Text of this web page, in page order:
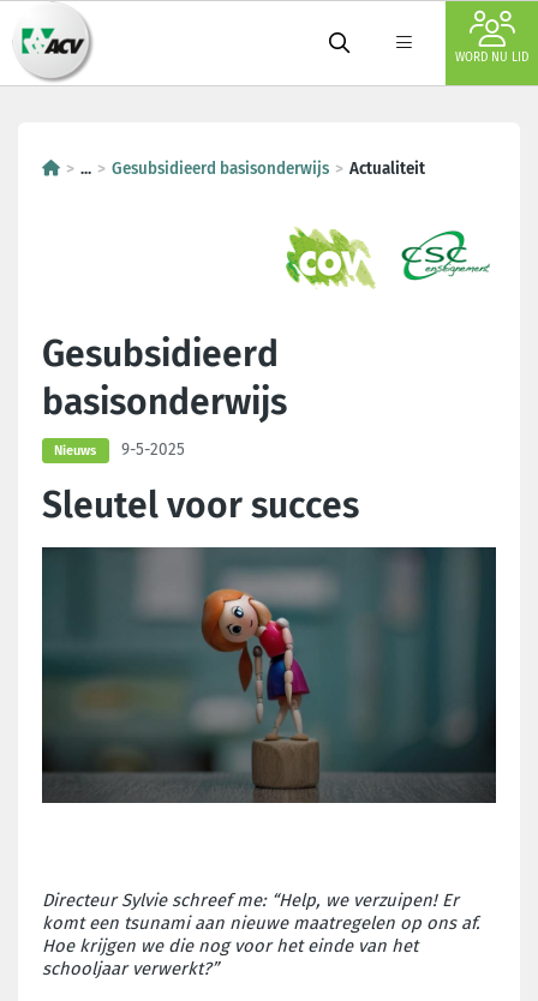
WORD NU LID
... Gesubsidieerd basisonderwijs Actualiteit
Gesubsidieerd
basisonderwijs
Nieuws 9-5-2025
Sleutel voor succes
Directeur Sylvie schreef me: “Help, we verzuipen! Er
komt een tsunami aan nieuwe maatregelen op ons af.
Hoe krijgen we die nog voor het einde van het
schooljaar verwerkt?”